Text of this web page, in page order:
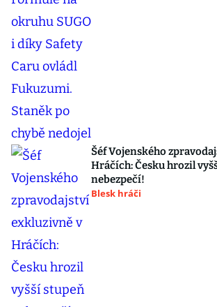
Šéf Vojenského
Hráčích: Česku hrozil
nebezpečí!
Blesk hráči